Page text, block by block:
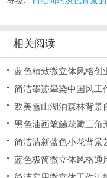
相关阅读
蓝色精致微立体风格创
简洁墨迹晕染中国风工
欧美雪山湖泊森林背景
黑色油画笔触花瓣三角
简洁清新蓝色小花背景
蓝色极简微立体风格通